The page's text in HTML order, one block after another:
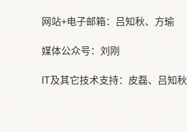
网站+电子邮箱：吕知秋、方瑜
媒体公众号：刘刚
IT及其它技术支持：皮磊、吕知秋